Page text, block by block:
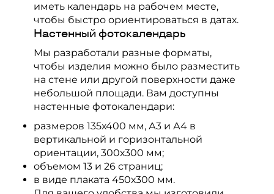
иметь календарь на рабочем месте,
чтобы быстро ориентироваться в датах.
Настенный фотокалендарь
Мы разработали разные форматы,
чтобы изделия можно было разместить
на стене или другой поверхности даже
небольшой площади. Вам доступны
настенные фотокалендари:
размеров 135х400 мм, А3 и А4 в
вертикальной и горизонтальной
ориентации, 300х300 мм;
объемом 13 и 26 страниц;
в виде плаката 450х300 мм.